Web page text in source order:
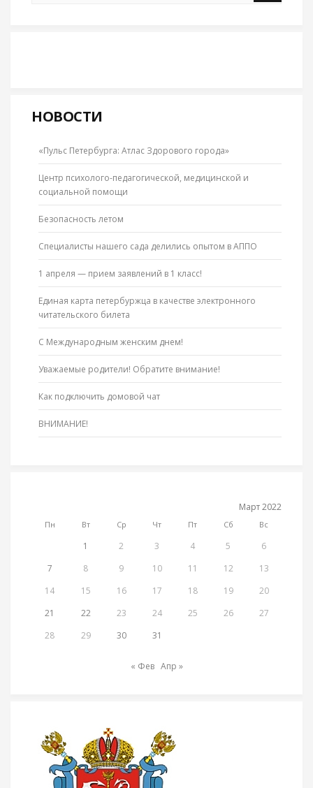
НОВОСТИ
«Пульс Петербурга: Атлас Здорового города»
Центр психолого-педагогической, медицинской и
социальной помощи
Безопасность летом
Специалисты нашего сада делились опытом в АППО
1 апреля — прием заявлений в 1 класс!
Единая карта петербуржца в качестве электронного
читательского билета
С Международным женским днем!
Уважаемые родители! Обратите внимание!
Как подключить домовой чат
ВНИМАНИЕ!
Март 2022
Пн Вт Ср Чт Пт Сб Вс
1 2 3 4 5
6
7
8 9 10 11 12
13
14
15 16 17 18 19
20
21
22 23 24 25 26
27
28
29 30 31
« Фев Апр »